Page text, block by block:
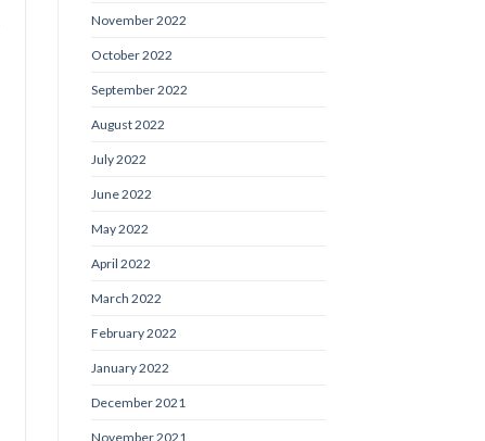
November 2022
October 2022
September 2022
August 2022
July 2022
June 2022
May 2022
April 2022
March 2022
February 2022
January 2022
December 2021
November 2021